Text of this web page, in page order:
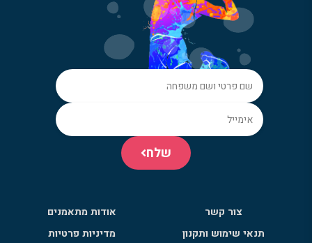
שלח
צור קשר
אודות מתאמנים
תנאי שימוש ותקנון
מדיניות פרטיות